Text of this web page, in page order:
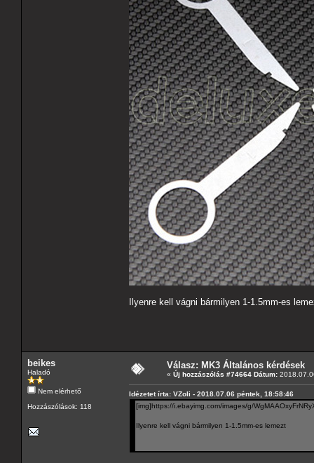
Ilyenre kell vágni bármilyen 1-1.5mm-es
beikes
Haladó
Nem elérhető
Hozzászólások: 118
Válasz: MK3 Általános kérdések
« Új hozzászólás #74664 Dátum:
Idézetet írta: VZoli - 2018.07.06 péntek, 18:58:46
[img]https://i.ebayimg.com/images/g/
Ilyenre kell vágni bármilyen 1-1.5mm-es lemezt